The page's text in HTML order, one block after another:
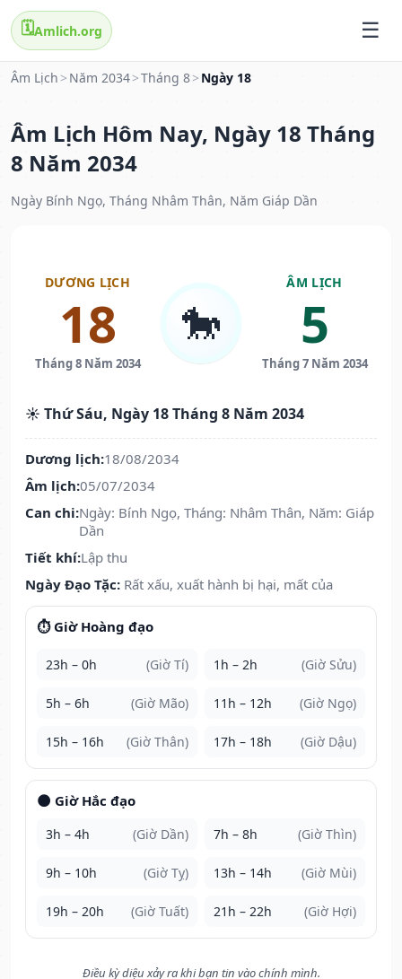
🗓️Amlich.org
Âm Lịch > Năm 2034>Tháng 8> Ngày 18
Âm Lịch Hôm Nay, Ngày 18 Tháng
8 Năm 2034
Ngày Bính Ngọ, Tháng Nhâm Thân, Năm Giáp Dần
DƯƠNG LỊCH
18
Tháng 8 Năm 2034
🐎
ÂM LỊCH
5
Tháng 7 Năm 2034
☀️ Thứ Sáu, Ngày 18 Tháng 8 Năm 2034
Dương lịch:18/08/2034
Âm lịch:05/07/2034
Can chi:Ngày: Bính Ngọ, Tháng: Nhâm Thân, Năm: Giáp
Dần
Tiết khí:Lập thu
Ngày Đạo Tặc: Rất xấu, xuất hành bị hại, mất của
⏱️ Giờ Hoàng đạo
23h – 0h (Giờ Tí) 1h – 2h (Giờ Sửu)
5h – 6h (Giờ Mão) 11h – 12h (Giờ Ngọ)
15h – 16h (Giờ Thân) 17h – 18h (Giờ Dậu)
🌑 Giờ Hắc đạo
3h – 4h (Giờ Dần) 7h – 8h (Giờ Thìn)
9h – 10h (Giờ Tỵ) 13h – 14h (Giờ Mùi)
19h – 20h (Giờ Tuất) 21h – 22h (Giờ Hợi)
Điều kỳ diệu xảy ra khi bạn tin vào chính mình.